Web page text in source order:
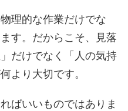
理的な作業だけでな
す。だからこそ、見落
だけでなく「人の気持
より大切です。
ばいいものではありま